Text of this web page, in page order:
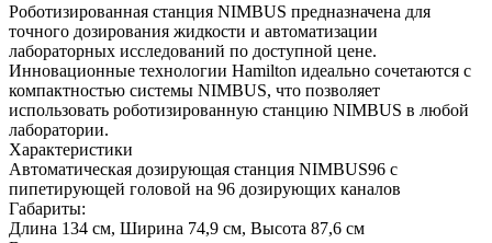
Роботизированная станция NIMBUS предназначена для
точного дозирования жидкости и автоматизации
лабораторных исследований по доступной цене.
Инновационные технологии Hamilton идеально сочетаются с
компактностью системы NIMBUS, что позволяет
использовать роботизированную станцию NIMBUS в любой
лаборатории.
Характеристики
Автоматическая дозирующая станция NIMBUS96 с
пипетирующей головой на 96 дозирующих каналов
Габариты:
Длина 134 см, Ширина 74,9 см, Высота 87,6 см